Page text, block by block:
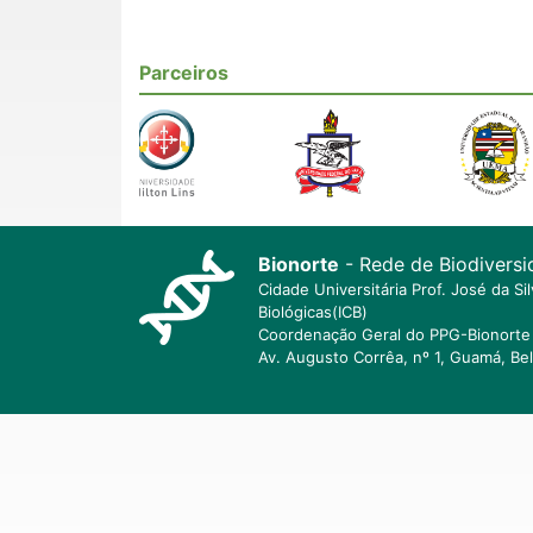
Parceiros
Bionorte - Rede de
Cidade Universitária Prof. José da
Biológicas(ICB)
Coordenação Geral do PPG-
Av. Augusto Corrêa, nº 1, Guamá,